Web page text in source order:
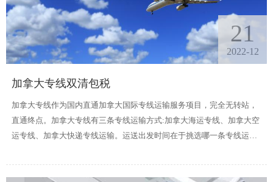
21
2022-12
加拿大专线双清包税
加拿大专线作为国内直通加拿大国际专线运输服务项目，完全无转站，
直通终点。加拿大专线有三条专线运输方式:加拿大海运专线、加拿大空
运专线、加拿大快递专线运输。运送出发时间在于挑选哪一条专线运输